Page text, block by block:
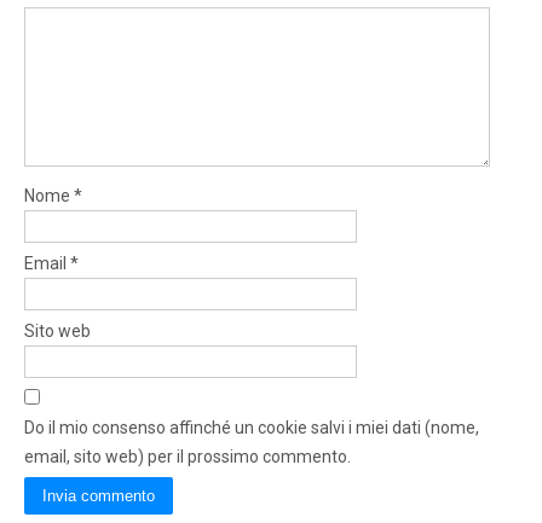
Nome *
Email *
Sito web
Do il mio consenso affinché un cookie salvi i miei dati (nome,
email, sito web) per il prossimo commento.